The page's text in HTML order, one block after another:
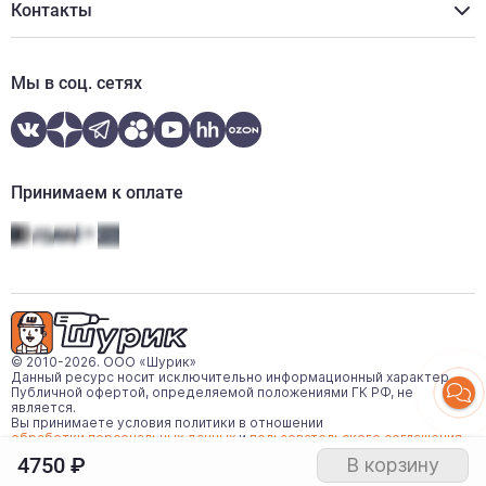
4750 ₽ В корзину
Онлайн кредитование
Новости
Отзывы
Контакты
Контакты
Ежедневно:08:00-20:00
WhatsApp
Telegram
Мы в соц. сетях
Принимаем к оплате
© 2010-2026. ООО «Шурик»
Данный ресурс носит исключительно информационный характер.
Публичной офертой, определяемой положениями ГК РФ, не
является.
Вы принимаете условия политики в отношении
обработки персональных данных и пользовательского соглашения
каждый раз, когда оставляете свои данные в любой форме
обратной связи на сайте